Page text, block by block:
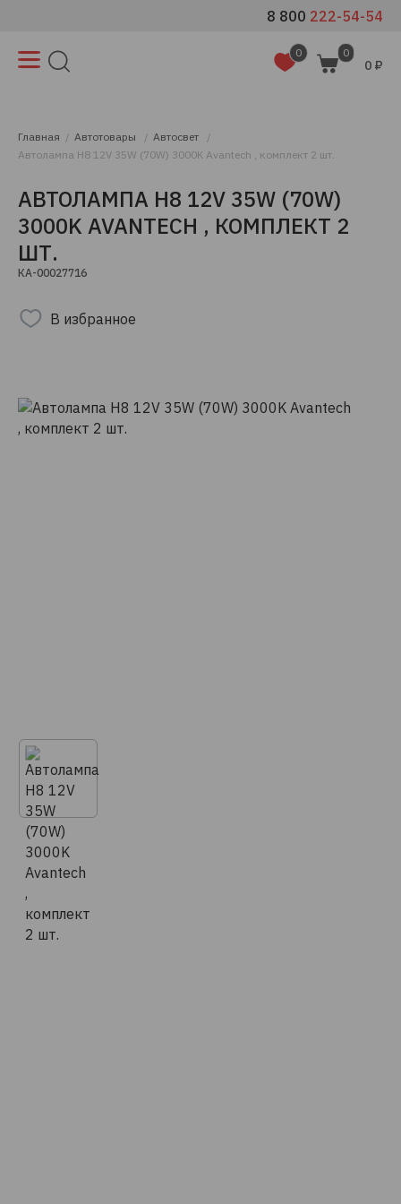
8 800 222-54-54
0 0
0 ₽
Главная Автотовары
Автосвет
Автолампа H8 12V 35W (70W) 3000K Avantech , комплект 2 шт.
АВТОЛАМПА H8 12V 35W (70W)
3000K AVANTECH , КОМПЛЕКТ 2
ШТ.
КА-00027716
В избранное